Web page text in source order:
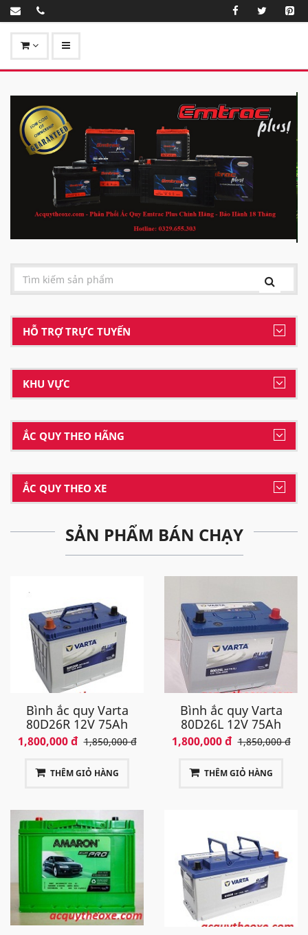
HỖ TRỢ TRỰC TUYẾN
KHU VỰC
ẮC QUY THEO HÃNG
ẮC QUY THEO XE
SẢN PHẨM BÁN CHẠY
Bình ắc quy Varta
80D26R 12V 75Ah
1,800,000 đ 1,850,000 đ
THÊM GIỎ HÀNG
Bình ắc quy Varta
80D26L 12V 75Ah
1,800,000 đ 1,850,000 đ
THÊM GIỎ HÀNG